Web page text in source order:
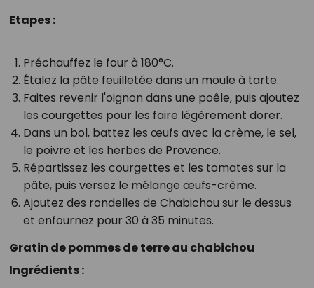
Etapes :
Préchauffez le four à 180°C.
Étalez la pâte feuilletée dans un moule à tarte.
Faites revenir l'oignon dans une poêle, puis ajoutez
les courgettes pour les faire légèrement dorer.
Dans un bol, battez les œufs avec la crème, le sel,
le poivre et les herbes de Provence.
Répartissez les courgettes et les tomates sur la
pâte, puis versez le mélange œufs-crème.
Ajoutez des rondelles de Chabichou sur le dessus
et enfournez pour 30 à 35 minutes.
Gratin de pommes de terre au chabichou
Ingrédients :